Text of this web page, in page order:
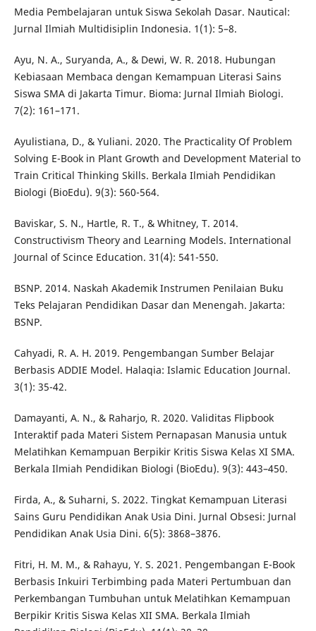
Media Pembelajaran untuk Siswa Sekolah Dasar. Nautical:
Jurnal Ilmiah Multidisiplin Indonesia. 1(1): 5–8.
Ayu, N. A., Suryanda, A., & Dewi, W. R. 2018. Hubungan
Kebiasaan Membaca dengan Kemampuan Literasi Sains
Siswa SMA di Jakarta Timur. Bioma: Jurnal Ilmiah Biologi.
7(2): 161–171.
Ayulistiana, D., & Yuliani. 2020. The Practicality Of Problem
Solving E-Book in Plant Growth and Development Material to
Train Critical Thinking Skills. Berkala Ilmiah Pendidikan
Biologi (BioEdu). 9(3): 560-564.
Baviskar, S. N., Hartle, R. T., & Whitney, T. 2014.
Constructivism Theory and Learning Models. International
Journal of Scince Education. 31(4): 541-550.
BSNP. 2014. Naskah Akademik Instrumen Penilaian Buku
Teks Pelajaran Pendidikan Dasar dan Menengah. Jakarta:
BSNP.
Cahyadi, R. A. H. 2019. Pengembangan Sumber Belajar
Berbasis ADDIE Model. Halaqia: Islamic Education Journal.
3(1): 35-42.
Damayanti, A. N., & Raharjo, R. 2020. Validitas Flipbook
Interaktif pada Materi Sistem Pernapasan Manusia untuk
Melatihkan Kemampuan Berpikir Kritis Siswa Kelas XI SMA.
Berkala Ilmiah Pendidikan Biologi (BioEdu). 9(3): 443–450.
Firda, A., & Suharni, S. 2022. Tingkat Kemampuan Literasi
Sains Guru Pendidikan Anak Usia Dini. Jurnal Obsesi: Jurnal
Pendidikan Anak Usia Dini. 6(5): 3868–3876.
Fitri, H. M. M., & Rahayu, Y. S. 2021. Pengembangan E-Book
Berbasis Inkuiri Terbimbing pada Materi Pertumbuan dan
Perkembangan Tumbuhan untuk Melatihkan Kemampuan
Berpikir Kritis Siswa Kelas XII SMA. Berkala Ilmiah